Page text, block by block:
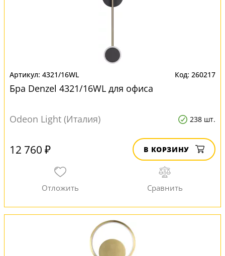
4321/16WL 260217
Бра Denzel 4321/16WL для офиса
Odeon Light (Италия) 238 шт.
12 760 ₽ В КОРЗИНУ